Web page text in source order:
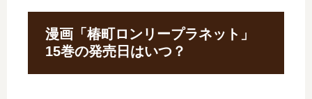
漫画「椿町ロンリープラネット」
15巻の発売日はいつ？